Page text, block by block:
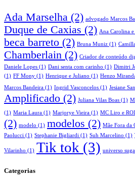
Ada Marselha (2) advogado Marcos
Duque de Caxias (2) Ana Carolina e
beca barreto (2) Bruna Muniz (1)
Chamberlain (2) Criador de conteúdo
Daniele Lopes (1) Dani senta com carinho (1) Dimitri
(1) FF Mony (1) Henrique e Juliano (1) Henzo
Marcos Bandeira (1) Ingrid Vasconcelos (1) Jesiane
Amplificado (2) Juliana Vilas Boas (1)
(1) Maria Laura (1) Marjorye Vieira (1) MC Liro e
(2) modelo (1) modelos (2) Mãe Fora da
Paolucci (1) Stephanie Bigliardi (1) Suh Marcelino (1)
Vilarinho (1) Tik tok (3) universo
Categorias